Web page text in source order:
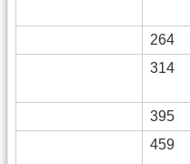
264
314
395
459